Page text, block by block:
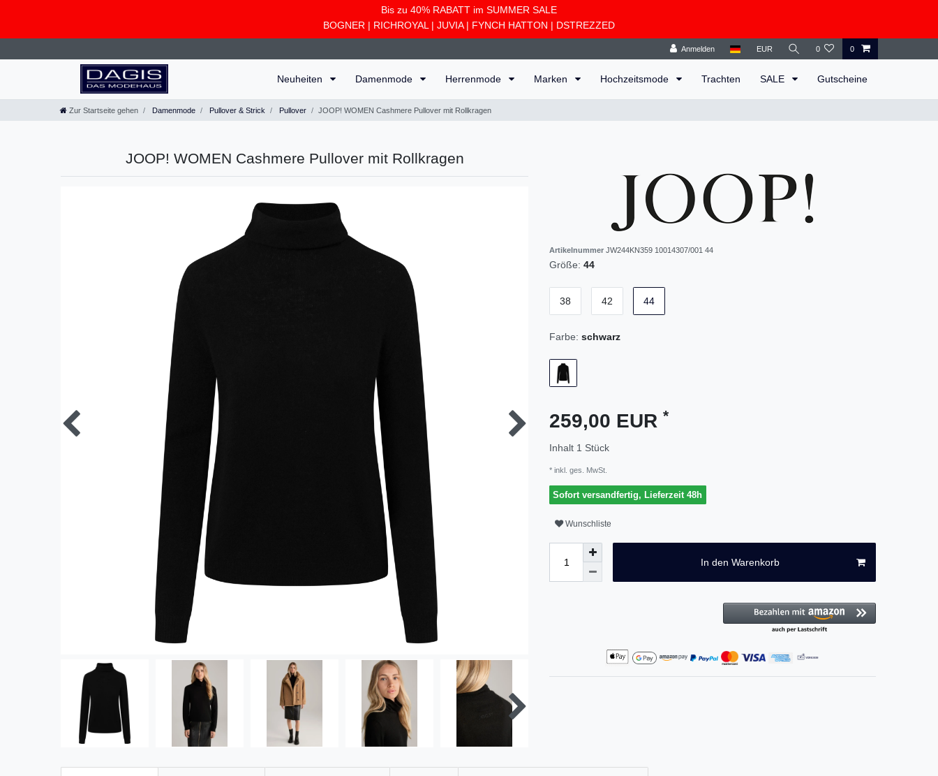
Bis zu 40% RABATT im SUMMER SALE
BOGNER | RICHROYAL | JUVIA| FYNCH HATTON | DSTREZZED
Anmelden EUR 0 0
Neuheiten Damenmode Herrenmode Marken Hochzeitsmode Trachten SALE Gutscheine
Zur Startseite gehen Damenmode Pullover & Strick Pullover JOOP! WOMEN Cashmere Pullover mit Rollkragen
JOOP! WOMEN Cashmere Pullover mit Rollkragen
Artikelnummer JW244KN359 10014307/001 44
Größe: 44
38 42 44
Farbe: schwarz
259,00 EUR *
Inhalt 1 Stück
* inkl. ges. MwSt.
Sofort versandfertig, Lieferzeit 48h
Wunschliste
In den Warenkorb